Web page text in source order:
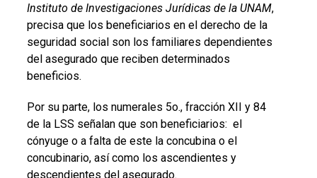
Instituto de Investigaciones Jurídicas de la UNAM,
precisa que los beneficiarios en el derecho de la
seguridad social son los familiares dependientes
del asegurado que reciben determinados
beneficios.
Por su parte, los numerales 5o., fracción XII y 84
de la LSS señalan que son beneficiarios: el
cónyuge o a falta de este la concubina o el
concubinario, así como los ascendientes y
descendientes del asegurado.